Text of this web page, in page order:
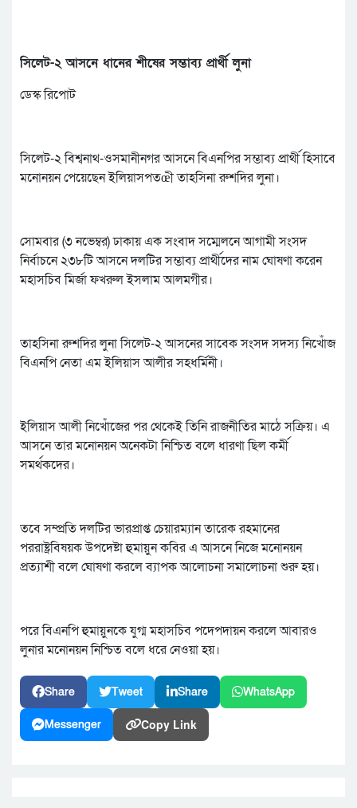
সিলেট-২ আসনে ধানের শীষের সম্ভাব্য প্রার্থী লুনা
ডেস্ক রিপোট
সিলেট-২ বিশ্বনাথ-ওসমানীনগর আসনে বিএনপির সম্ভাব্য প্রার্থী হিসাবে
মনোনয়ন পেয়েছেন ইলিয়াসপতœী তাহসিনা রুশদির লুনা।
সোমবার (৩ নভেম্বর) ঢাকায় এক সংবাদ সম্মেলনে আগামী সংসদ
নির্বাচনে ২৩৮টি আসনে দলটির সম্ভাব্য প্রার্থীদের নাম ঘোষণা করেন
মহাসচিব মির্জা ফখরুল ইসলাম আলমগীর।
তাহসিনা রুশদির লুনা সিলেট-২ আসনের সাবেক সংসদ সদস্য নিখোঁজ
বিএনপি নেতা এম ইলিয়াস আলীর সহধর্মিনী।
ইলিয়াস আলী নিখোঁজের পর থেকেই তিনি রাজনীতির মাঠে সক্রিয়। এ
আসনে তার মনোনয়ন অনেকটা নিশ্চিত বলে ধারণা ছিল কর্মী
সমর্থকদের।
তবে সম্প্রতি দলটির ভারপ্রাপ্ত চেয়ারম্যান তারেক রহমানের
পররাষ্ট্রবিষয়ক উপদেষ্টা হুমায়ুন কবির এ আসনে নিজে মনোনয়ন
প্রত্যাশী বলে ঘোষণা করলে ব্যাপক আলোচনা সমালোচনা শুরু হয়।
পরে বিএনপি হুমায়ুনকে যুগ্ম মহাসচিব পদেপদায়ন করলে আবারও
লুনার মনোনয়ন নিশ্চিত বলে ধরে নেওয়া হয়।
Share Tweet Share WhatsApp
Messenger Copy Link